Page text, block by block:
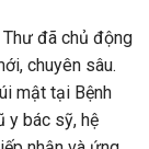
đã chủ động
chuyên sâu.
mật tại Bệnh
y bác sỹ, hệ